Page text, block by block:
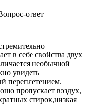
ответ
в себе свойства двух
необычной
увидеть
переплетением.
пропускает воздух,
стирок,низкая